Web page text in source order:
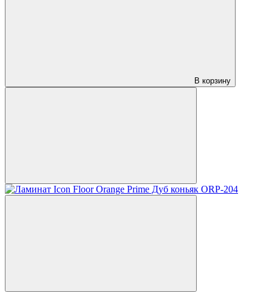
В корзину